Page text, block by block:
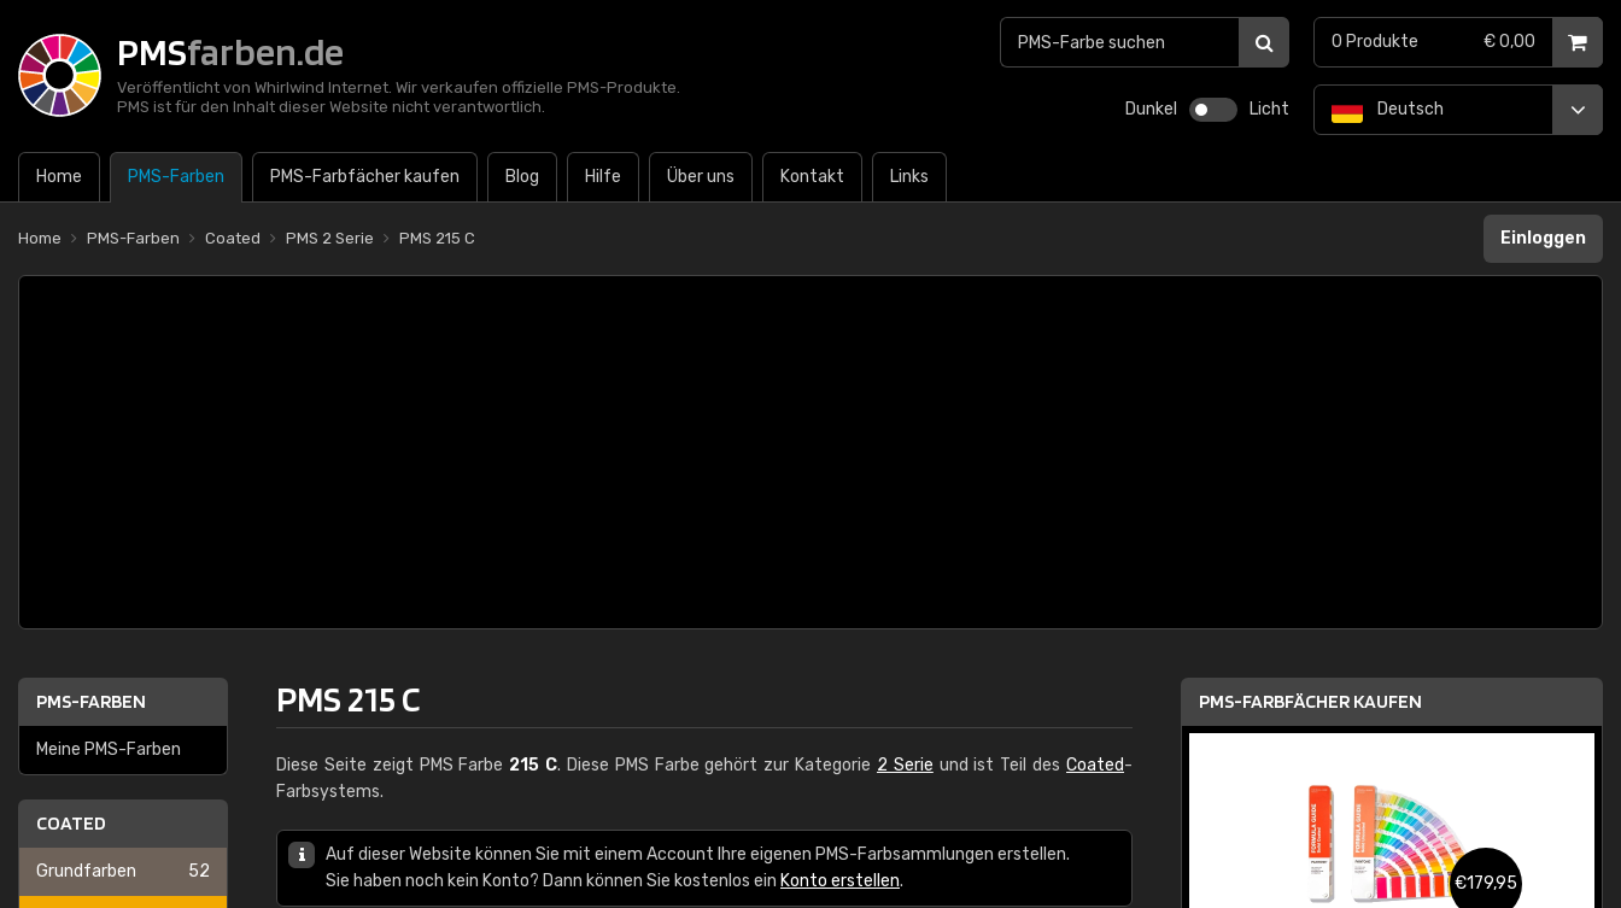
PMSfarben.de
Veröffentlicht von Whirlwind Internet. Wir verkaufen offizielle PMS-Produkte.
PMS ist für den Inhalt dieser Website nicht verantwortlich.
Dunkel Licht
Home PMS-Farben PMS-Farbfächer kaufen Blog Hilfe Über uns Kontakt Links
Deutsch
0 Produkte € 0,00
Home PMS-Farben Coated PMS 2 Serie PMS 215 C Einloggen
PMS-FARBEN
Meine PMS-Farben
COATED
Grundfarben 52
PMS 215 C
Diese Seite zeigt PMS Farbe 215 C. Diese PMS Farbe gehört zur Kategorie 2 Serie und ist Teil desCoated-
Farbsystems.
Auf dieser Website können Sie mit einem Account Ihre eigenen PMS-Farbsammlungen erstellen.
Sie haben noch kein Konto? Dann können Sie kostenlos ein Konto erstellen.
PMS-FARBFÄCHER KAUFEN
€179,95